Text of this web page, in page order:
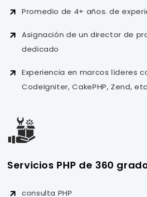
Promedio de 4+ años. de
Asignación de un director de
dedicado
Experiencia en marcos líderes
CodeIgniter, CakePHP, Zend,
Servicios PHP de 360
consulta PHP